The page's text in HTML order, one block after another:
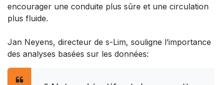
encourager une conduite plus sûre et une circulation
plus fluide.​
Jan Neyens, directeur de s-Lim, souligne l’importance
des analyses basées sur les données: